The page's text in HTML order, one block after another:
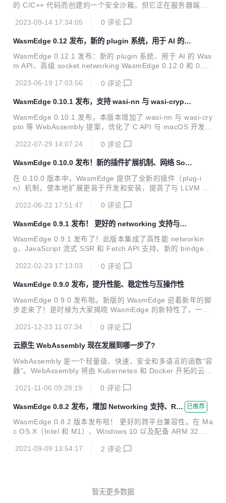
的 C/C++ 代码而创建的一个安全沙箱，但它正在服务器端获
量、快速、安全、跨语言、跨平台的应用程序运行时，可用于
一个关键部分。
2023-09-14 17:34:05 0 评论
WasmEdge 0.12 发布，新的 plugin 系统，用于 AI 的 W
asm API
WasmEdge 0.12.1 发布：新的 plugin 系统、用于 AI 的 Was
m API、高级 socket networking WasmEdge 0.12.0 和 0.12.
复，进一步提高了 WasmEdge 的性能、安全性和通用性。 主
增加功能 通过 plugin 的新 Wasm API 用于 AI、可观测性和网
络 高级 socket 网络 改进了 host SDK ，使 WasmEdge 能够
实现更好地被嵌入 性能和兼容性的提升 新的 plugin 系...
2023-06-19 17:03:56 0 评论
WasmEdge 0.10.1 发布，支持 wasi-nn 与 wasi-crypto
等提案
WasmEdge 0.10.1 发布，本版本增加了 wasi-nn 与 wasi-cry
pto 等 WebAssembly 提案，优化了 C API 与 macOS 开发者
4 x86_64 上支持带有 OpenVINO 后端的 WASI-NN 提案。
后端启用 WASI-NN 的构建，请在 cmake 中添加 -DWASME
DGE_PLUGIN_WASI_NN_BACKEND="OpenVINO"。 以 pl
ugin 的方式在 Ubuntu 2...
2022-07-29 14:07:24 0 评论
WasmEdge 0.10.0 发布！新的插件扩展机制、网络 Soc
ket 增强、LLVM 14支持
在 0.10.0 版本中，WasmEdge 提供了全新的插件（plug-i
n）机制，使本地扩展更易于开发和安装，提高了与 LLVM 14
本地 host 函数的新插件系统 对 WasmEdge socket API 的增
持新的 WebAssembly 提案和规范 WasmEdge C API 增强 其
他特性以及漏洞修复 本地 host 函数的新插件系统 host 函数
是允许 WebAssembly 程序访问本地库提供的功能和特性的桥
梁。 这是我们使用更多特性和函数...
2022-06-22 17:51:47 0 评论
WasmEdge 0.9.1 发布！ 更好的 networking 支持与开
发者体验、安卓支持
WasmEdge 0.9.1 发布了！此版本集成了高性能 networkin
g、JavaScript 流式 SSR 和 Fetch API 支持、新的 bindgen
etes 支持以及改进的内存管理。 WebAssembly 扩展 流式服
漏洞修复和性能提升 WebAssembly 扩展 WasmEdge 目标是
支持所有标准和可选的标准 WebAssembly 扩展提案。Wasm
Edge 也支持对云原生使用场景的非标准和试验性扩展，例如
2022-02-23 17:13:03 0 评论
WasmEdge 0.9.0 发布，提升性能、稳定性与互操作性
WasmEdge 0.9.0 发布啦。新版的 WasmEdge 迎着新年的脚
步走来了！是时候为大家揭晓 WasmEdge 的新特性了，一起
生基础架构的性能、稳定性以及与互操作性。 具体来说，Was
案(默认情况下) 更多 JavaScript 标准，例如 ES6、CJS 和 N
PM 模块 性能提升，特别是对于 JavaScript 应用程序 优化且
符合标准的 C API 增强的 Go API 和 Reactr 集成 Dapr 集成
一种新的通用 Wasm...
2021-12-23 11:07:34 0 评论
云原生 WebAssembly 现在发展到哪一步了?
WebAssembly 是一个轻量级、快速、安全和多语言的函数“容
器”。WebAssembly 将由 Kubernetes 和 Docker 开拓的云原
2021-11-06 09:28:19
0 评论
WasmEdge 0.8.2 发布，增加 Networking 支持、Ru
st SDK、兼容性优化
已推荐
WasmEdge 0.8.2 版本发布啦！ 更好的跨平台兼容性。在 Ma
c OS X（Intel 和 M1）、Windows 10 以及配备 ARM 32 位
支持。可以从 WasmEdge 应用程序发出网络请求并运行 HTT
持 proxy-wasm 规范，WasmEdge 为服务网格带来了高性能
2021-09-09 13:54:17 2 评论
暂无更多数据